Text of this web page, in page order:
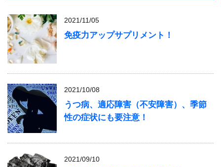
2021/11/05
免疫力アップサプリメント！
2021/10/08
うつ病、適応障害（不安障害）、季節
性の症状にも要注意！
2021/09/10